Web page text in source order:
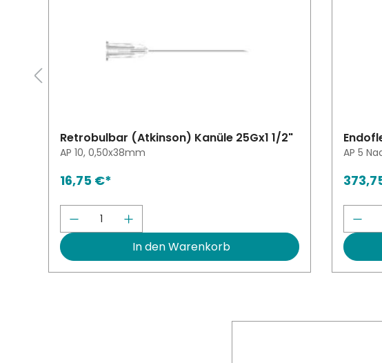
oder zu reduzieren.
Schaltflächen um die Anzahl zu erhöhen
Wert ein oder benutze die
Retrobulbar (Atkinson) Kanüle 25Gx1 1/2"
AP 10, 0,50x38mm
16,75 €*
Produkt Anzahl: Gib den
In den Warenkorb
AP 5